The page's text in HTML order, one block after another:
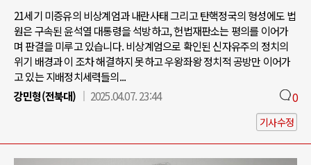
21세기 미증유의 비상계엄과 내란사태 그리고 탄핵정국의 형성에도 법
원은 구속된 윤석열 대통령을 석방하고, 헌법재판소는 평의를 이어가
며 판결을 미루고 있습니다. 비상계엄으로 확인된 신자유주의 정치의
위기 배경과 이 조차 해결하지 못하고 우왕좌왕 정치적 공방만 이어가
고 있는 지배정치세력들의...
강민형(전북대)
2025.04.07. 23:44 0
기사수정